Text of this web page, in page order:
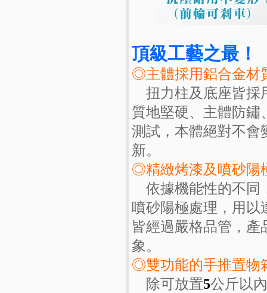
頂級工藝之最！
◎主體採用鋁合金材
扭力柱及底座皆採
質地堅硬、主體防鏽
測試，本體絕對不會
新。
◎精緻烤漆及噴砂陽
依據機能性的不同
噴砂陽極處理，用以
皆經過嚴格品管，產
象。
◎雙功能的手推置物
除可放置5公斤以